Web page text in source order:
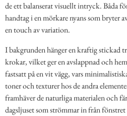
de ett balanserat visuellt intryck. Båda
handtag i en mörkare nyans som bryter
en touch av variation.
I bakgrunden hänger en kraftig stickad
krokar, vilket ger en avslappnad och
fastsatt på en vit vägg, vars
toner och texturer hos de andra
framhäver de naturliga materialen och
dagsljuset som strömmar in från